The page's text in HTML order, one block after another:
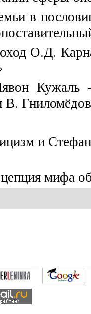
в
О.Д.
Кужаль
и
мифа